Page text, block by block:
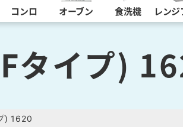
コンロ オーブン 食洗機 レン
タイプ)
) 1620